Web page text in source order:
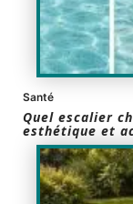
Santé
Quel escalier
esthétique et